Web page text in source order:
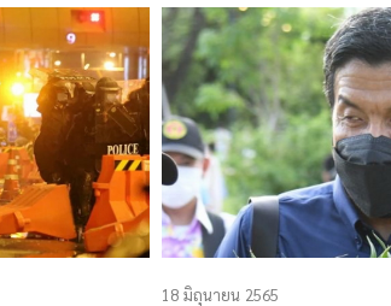
สเซีย
สะพานลอยหน้า
18 มิถุนายน 2565